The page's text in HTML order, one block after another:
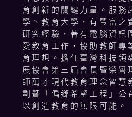
育創新的關鍵力量。服務
學丶教育大學，有豐富之
研究經驗，著有電腦資訊
愛教育工作，協助教師專
育理想。擔任臺灣科技領
展協會第三屆會長暨榮譽
師萬才現代教育理念智慧
劃暨「偏鄉希望工程」公
以創造教育的無限可能。